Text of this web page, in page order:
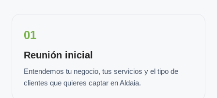
01
Reunión inicial
Entendemos tu negocio, tus servicios y el tipo de
clientes que quieres captar en Aldaia.